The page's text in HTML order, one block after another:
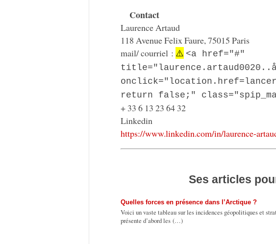
Contact
Laurence Artaud
118 Avenue Felix Faure, 75015 Paris
mail/ courriel : ⚠️ <a href="#"
return false;"
+ 33 6 13 23 64 32
Linkedin
https://www.linkedin.com/in/laurence-
Ses articles
Quelles forces en présence dans l’Arctique ?
Voici un vaste tableau sur les incidences géopolitiques et
présente d’abord les (…)